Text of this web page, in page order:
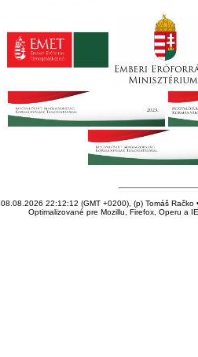
08.08.2026 22:12:12 (GMT +0200), (p) Tomáš Račko
Optimalizované pre Mozillu, Firefox, Operu a